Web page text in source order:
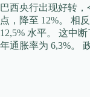
巴西央行出现好转
点，降至 12%。 相
12,5% 水平。 这中
年通胀率为 6,3%。